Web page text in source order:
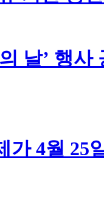
날’ 행
가 4월 25